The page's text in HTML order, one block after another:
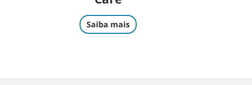
Saiba mais